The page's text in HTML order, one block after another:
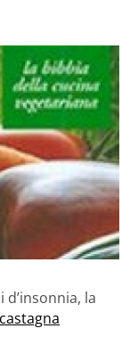
d’insonnia, la
castagna